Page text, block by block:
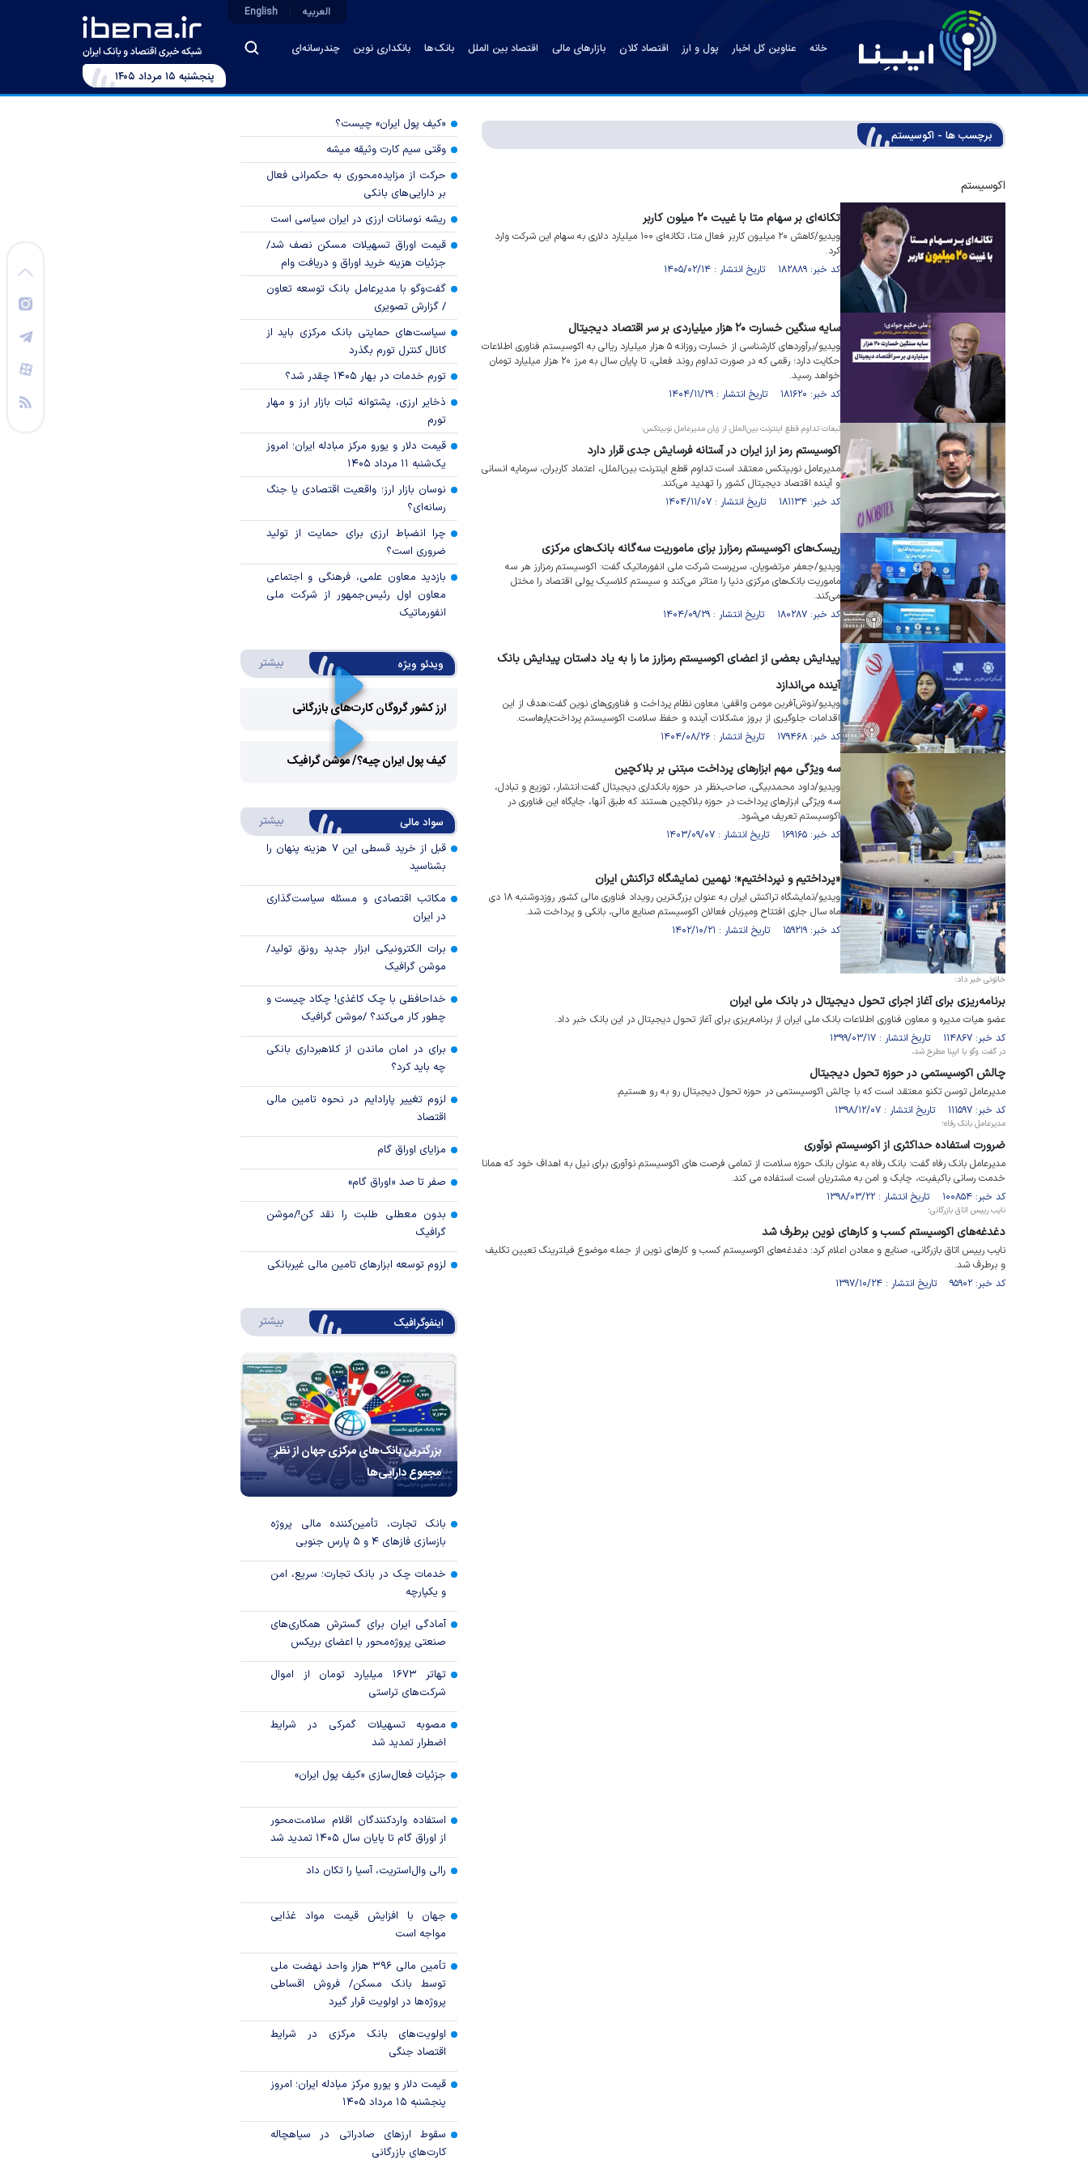
خانه عناوین کل اخبار پول و ارز اقتصاد کلان بازارهای مالی اقتصاد بین الملل بانک‌ها بانکداری نوین چندرسانه‌ای
العربیه English
پنجشنبه ۱۵ مرداد ۱۴۰۵
برچسب ها - اکوسیستم
اکوسیستم
تکانه‌ای بر سهام متا با غیبت ۲۰ میلون کاربر
ویدیو/کاهش ۲۰ میلیون کاربر فعال متا، تکانه‌ای ۱۰۰ میلیارد دلاری به سهام این شرکت وارد
کرد.
کد خبر: ۱۸۲۸۸۹ تاریخ انتشار : ۱۴۰۵/۰۲/۱۴
سایه سنگین خسارت ۲۰ هزار میلیاردی بر سر اقتصاد دیجیتال
ویدیو/برآورد‌های کارشناسی از خسارت روزانه ۵ هزار میلیارد ریالی به اکوسیستم فناوری اطلاعات
حکایت دارد؛ رقمی که در صورت تداوم روند فعلی، تا پایان سال به مرز ۲۰ هزار میلیارد تومان
خواهد رسید.
کد خبر: ۱۸۱۶۲۰ تاریخ انتشار : ۱۴۰۴/۱۱/۲۹
تبعات تداوم قطع اینترنت بین‌الملل از زبان مدیرعامل نوبیتکس:
اکوسیستم رمز ارز ایران در آستانه فرسایش جدی قرار دارد
مدیرعامل نوبیتکس معتقد است تداوم قطع اینترنت بین‌الملل، اعتماد کاربران، سرمایه انسانی
و آینده اقتصاد دیجیتال کشور را تهدید می‌کند.
کد خبر: ۱۸۱۱۳۴ تاریخ انتشار : ۱۴۰۴/۱۱/۰۷
ریسک‌های اکوسیستم رمزارز برای ماموریت سه‌گانه بانک‌های مرکزی
ویدیو/جعفر مرتضویان، سرپرست شرکت ملی انفورماتیک گفت: اکوسیستم رمزارز هر سه
ماموریت بانک‌های مرکزی دنیا را متاثر می‌کند و سیستم کلاسیک پولی اقتصاد را مختل
می‌کند.
کد خبر: ۱۸۰۲۸۷ تاریخ انتشار : ۱۴۰۴/۰۹/۲۹
پیدایش بعضی از اعضای اکوسیستم رمزارز ما را به یاد داستان پیدایش بانک
آینده می‌اندازد
ویدیو/نوش‌آفرین مومن واقفی؛ معاون نظام پرداخت و فناوری‌های نوین گفت:هدف از این
اقدامات جلوگیری از بروز مشکلات آینده و حفظ سلامت اکوسیستم پرداخت‌یارهاست.
کد خبر: ۱۷۹۴۶۸ تاریخ انتشار : ۱۴۰۴/۰۸/۲۶
سه ویژگی مهم ابزارهای پرداخت مبتنی بر بلاکچین
ویدیو/داود محمدبیگی، صاحب‌نظر در حوزه بانکداری دیجیتال گفت:انتشار، توزیع و تبادل،
سه ویژگی ابزار‌های پرداخت در حوزه بلاکچین هستند که طبق آنها، جایگاه این فناوری در
اکوسیستم تعریف می‌شود.
کد خبر: ۱۶۹۱۶۵ تاریخ انتشار : ۱۴۰۳/۰۹/۰۷
«پرداختیم و نپرداختیم»؛ نهمین نمایشگاه تراکنش ایران
ویدیو/نمایشگاه تراکنش ایران به عنوان بزرگ‌ترین رویداد فناوری مالی کشور روزدوشنبه ۱۸ دی
ماه سال جاری افتتاح ومیزبان فعالان اکوسیستم صنایع مالی، بانکی و پرداخت شد.
کد خبر: ۱۵۹۲۱۹ تاریخ انتشار : ۱۴۰۲/۱۰/۲۱
خاتونی خبر داد:
برنامه‌ریزی برای آغاز اجرای تحول دیجیتال در بانک ملی ایران
عضو هیات مدیره و معاون فناوری اطلاعات بانک ملی ایران از برنامه‌ریزی برای آغاز تحول دیجیتال در این بانک خبر داد.
کد خبر: ۱۱۴۸۶۷ تاریخ انتشار : ۱۳۹۹/۰۳/۱۷
در گفت وگو با ایبِنا مطرح شد،
چالش اکوسیستمی در حوزه تحول دیجیتال
مدیرعامل توسن تکنو معتقد است که با چالش اکوسیستمی در حوزه تحول دیجیتال رو به رو هستیم.
کد خبر: ۱۱۱۵۹۷ تاریخ انتشار : ۱۳۹۸/۱۲/۰۷
مدیرعامل بانک رفاه؛
ضرورت استفاده حداکثری از اکوسیستم نوآوری
مدیرعامل بانک رفاه گفت: بانک رفاه به عنوان بانک حوزه سلامت از تمامی فرصت های اکوسیستم نوآوری برای نیل به اهداف خود که همانا
خدمت رسانی باکیفیت، چابک و امن به مشتریان است استفاده می کند.
کد خبر: ۱۰۰۸۵۴ تاریخ انتشار : ۱۳۹۸/۰۳/۲۲
نایب رییس اتاق بازرگانی؛
دغدغه‌های اکوسیستم کسب و کارهای نوین برطرف شد
نایب رییس اتاق بازرگانی، صنایع و معادن اعلام کرد: دغدغه‌های اکوسیستم کسب و کارهای نوین از جمله موضوع فیلترینگ تعیین تکلیف
و برطرف شد.
کد خبر: ۹۵۹۰۲ تاریخ انتشار : ۱۳۹۷/۱۰/۲۴
«کیف پول ایران» چیست؟
وقتی سیم کارت وثیقه میشه
حرکت از مزایده‌محوری به حکمرانی فعال
بر دارایی‌های بانکی
ریشه نوسانات ارزی در ایران سیاسی است
قیمت اوراق تسهیلات مسکن نصف شد/
جزئیات هزینه خرید اوراق و دریافت وام
گفت‌وگو با مدیرعامل بانک توسعه تعاون
/ گزارش تصویری
سیاست‌های حمایتی بانک مرکزی باید از
کانال کنترل تورم بگذرد
تورم خدمات در بهار ۱۴۰۵ چقدر شد؟
ذخایر ارزی، پشتوانه ثبات بازار ارز و مهار
تورم
قیمت دلار و یورو مرکز مبادله ایران؛ امروز
یک‌شنبه ۱۱ مرداد ۱۴۰۵
نوسان بازار ارز؛ واقعیت اقتصادی یا جنگ
رسانه‌ای؟
چرا انضباط ارزی برای حمایت از تولید
ضروری است؟
بازدید معاون علمی، فرهنگی و اجتماعی
معاون اول رئیس‌جمهور از شرکت ملی
انفورماتیک
ویدئو ویژه بیشتر درباره ویدئو ویژه
ارز کشور گروگان کارت‌های بازرگانی
Video
کیف پول ایران چیه؟/ موشن گرافیک
سواد مالی بیشتر درباره سواد مالی
قبل از خرید قسطی این ۷ هزینه پنهان را
بشناسید
مکاتب اقتصادی و مسئله سیاست‌گذاری
در ایران
برات الکترونیکی ابزار جدید رونق تولید/
موشن گرافیک
خداحافظی با چک کاغذی! چکاد چیست و
چطور کار می‌کند؟ /موشن گرافیک
برای در امان ماندن از کلاهبرداری بانکی
چه باید کرد؟
لزوم تغییر پارادایم در نحوه تامین مالی
اقتصاد
مزایای اوراق گام
صفر تا صد «اوراق گام»
بدون معطلی طلبت را نقد کن!/موشن
گرافیک
لزوم توسعه ابزارهای تامین مالی غیربانکی
اینفوگرافیک بیشتر درباره اینفوگرافیک
بزرگترین بانک‌های مرکزی جهان از نظر
مجموع دارایی‌ها
بانک تجارت، تأمین‌کننده مالی پروژه
بازسازی فاز‌های ۴ و ۵ پارس جنوبی
خدمات چک در بانک تجارت؛ سریع، امن
و یکپارچه
آمادگی ایران برای گسترش همکاری‌های
صنعتی پروژه‌محور با اعضای بریکس
تهاتر ۱۶۷۳ میلیارد تومان از اموال
شرکت‌های تراستی
مصوبه تسهیلات گمرکی در شرایط
اضطرار تمدید شد
جزئیات فعال‌سازی «کیف پول ایران»
استفاده واردکنندگان اقلام سلامت‌محور
از اوراق گام تا پایان سال ۱۴۰۵ تمدید شد
رالی وال‌استریت، آسیا را تکان داد
جهان با افزایش قیمت مواد غذایی
مواجه است
تأمین مالی ۳۹۶ هزار واحد نهضت ملی
توسط بانک مسکن/ فروش اقساطی
پروژه‌ها در اولویت قرار گیرد
اولویت‌های بانک مرکزی در شرایط
اقتصاد جنگی
قیمت دلار و یورو مرکز مبادله ایران؛ امروز
پنجشنبه ۱۵ مرداد ۱۴۰۵
سقوط ارزهای صادراتی در سیاهچاله
کارت‌های بازرگانی